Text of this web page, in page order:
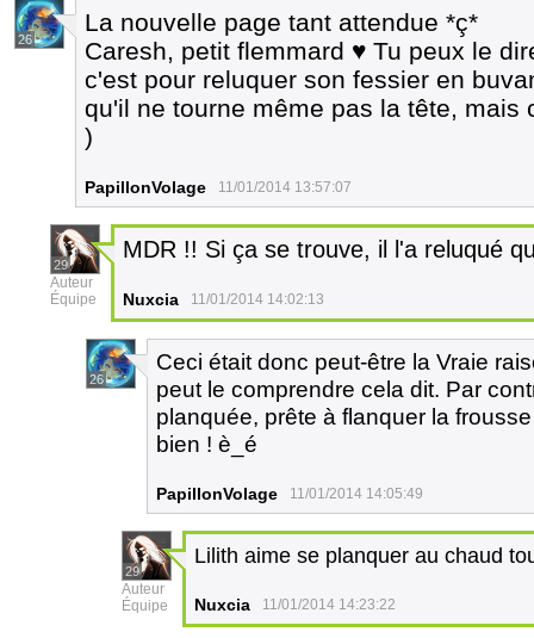
26
La nouvelle page tant attendue *ç*
Caresh, petit flemmard ♥ Tu peux le
c'est pour reluquer son fessier en
qu'il ne tourne même pas la tête, mais
)
PapillonVolage 11/01/2014 13:57:07
29
Auteur
Équipe
MDR !! Si ça se trouve, il l'a reluqué
Nuxcia 11/01/2014 14:02:13
26
Ceci était donc peut-être la Vraie
peut le comprendre cela dit. Par
planquée, prête à flanquer la
bien ! è_é
PapillonVolage 11/01/2014 14:05:49
29
Auteur
Équipe
Lilith aime se planquer au chaud
Nuxcia 11/01/2014 14:23:22